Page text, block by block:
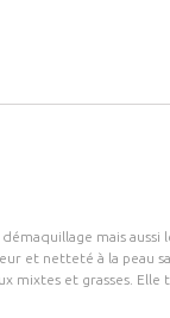
mais
et netteté à la peau
mixtes et grasses.